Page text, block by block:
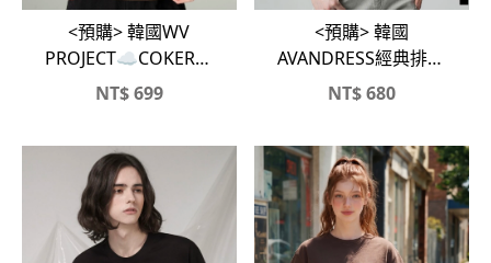
<預購> 韓國WV
PROJECT☁️COKER復
古印花純棉短T
NT$699
<預購> 韓國
AVANDRESS經典排字
純棉短版T
NT$680